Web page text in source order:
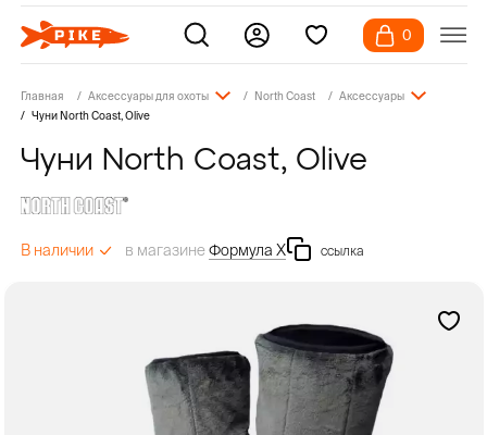
0
Главная Аксессуары для охоты North Coast
Аксессуары
Чуни North Coast, Olive
Чуни North Coast, Olive
В наличии в магазинеФормула Х ссылка